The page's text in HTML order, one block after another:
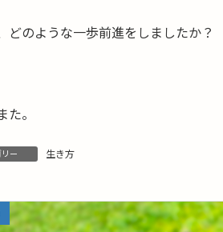
どのような一歩前進をしましたか？
た。
ー 生き方